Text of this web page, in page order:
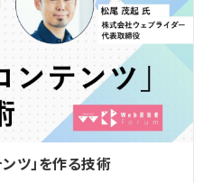
ツ」を作る技術